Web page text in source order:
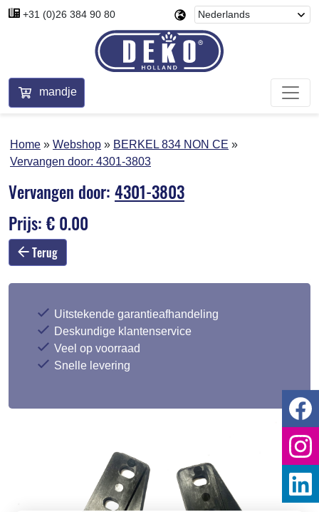
+31 (0)26 384 90 80
mandje
Home Webshop
BERKEL 834 NON CE
Vervangen door: 4301-3803
Vervangen door: 4301-3803
Prijs: € 0.00
Terug
Uitstekende garantieafhandeling
Deskundige klantenservice
Veel op voorraad
Snelle levering